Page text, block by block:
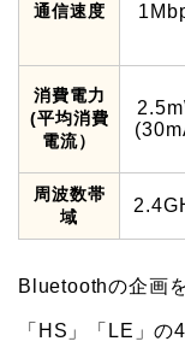
通信速度
消費電力
(平均消費
電流）
周波数帯
域
Bluetoothの企画
「HS」「LE」の